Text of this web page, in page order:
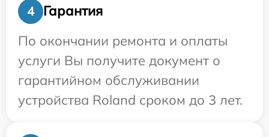
4
Гарантия
По окончании ремонта и оплаты
услуги Вы получите документ о
гарантийном обслуживании
устройства Roland сроком до 3 лет.